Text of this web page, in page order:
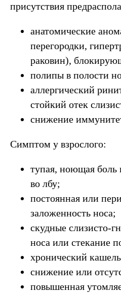
присутствия
анатомические
перегородки,
раковин),
полипы в полости
аллергический
стойкий отек
снижение
Симптом у взрослого:
тупая, ноющая боль
во лбу;
постоянная или
заложенность носа;
скудные слизисто-
носа или стекание
хронический
снижение или
повышенная